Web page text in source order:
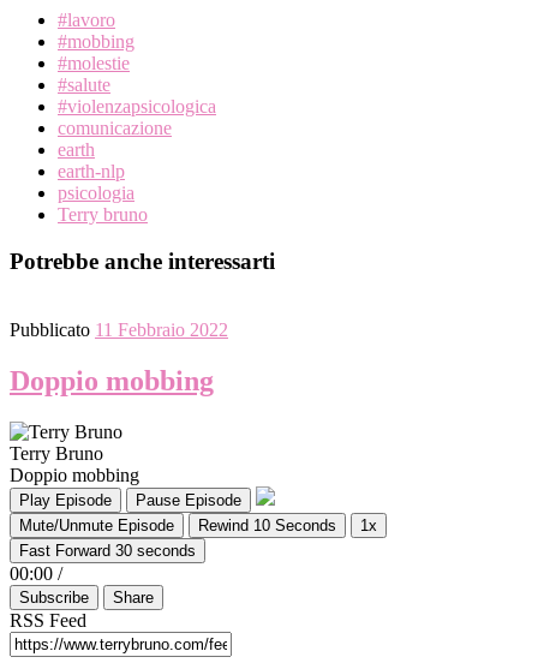
#lavoro
#mobbing
#molestie
#salute
#violenzapsicologica
comunicazione
earth
earth-nlp
psicologia
Terry bruno
Potrebbe anche interessarti
Pubblicato 11 Febbraio 2022
Doppio mobbing
Terry Bruno
Doppio mobbing
Play Episode
Pause Episode
Mute/Unmute Episode
Rewind 10 Seconds
1x
Fast Forward 30 seconds
00:00 /
Subscribe Share
RSS Feed